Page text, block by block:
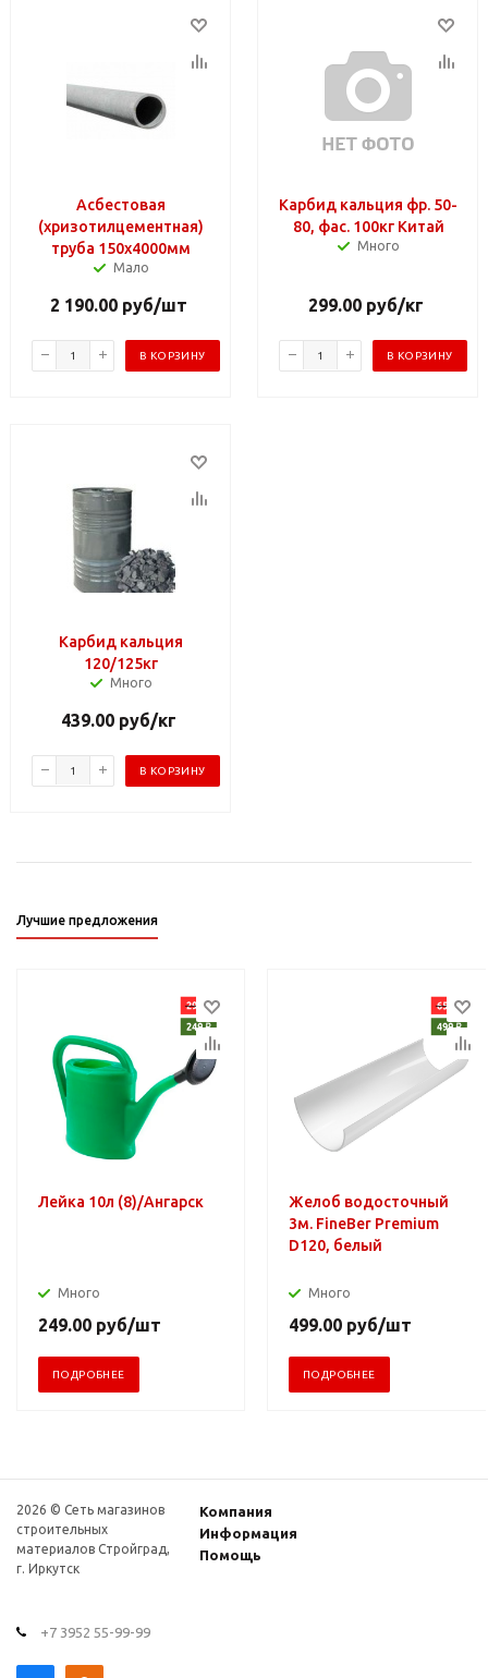
Асбестовая
(хризотилцементная)
труба 150х4000мм
Мало
2 190.00 руб/шт
В КОРЗИНУ
Карбид кальция фр. 50-
80, фас. 100кг Китай
Много
299.00 руб/кг
В КОРЗИНУ
Карбид кальция
120/125кг
Много
439.00 руб/кг
В КОРЗИНУ
Лучшие предложения
Лейка 10л (8)/Ангарск
Много
249.00 руб/шт
ПОДРОБНЕЕ
Желоб водосточный
3м. FineBer Premium
D120, белый
Много
499.00 руб/шт
ПОДРОБНЕЕ
2026 © Сеть магазинов
строительных
материалов Стройград,
г. Иркутск
Компания
Информация
Помощь
+7 3952 55-99-99